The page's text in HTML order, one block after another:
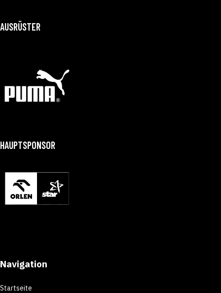
AUSRÜSTER
HAUPTSPONSOR
Navigation
Startseite